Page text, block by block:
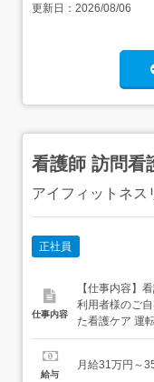
更新日： 2026/08/06
看護師 訪問看
アイフィットネス
正社員
仕事内容
【仕事内容】
利用者様のご
た看護ケア 運
多古町一部、
業務 【経験・
給与
月給31万円～